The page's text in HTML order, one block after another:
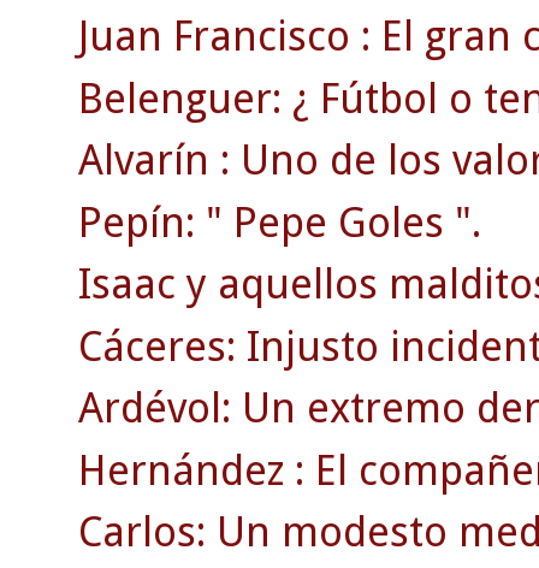
Juan Francisco : El
Belenguer: ¿ Fútbol o
Alvarín : Uno de los
Pepín: " Pepe Goles ".
Isaac y aquellos
Cáceres: Injusto
Ardévol: Un extremo
Hernández : El
Carlos: Un modesto